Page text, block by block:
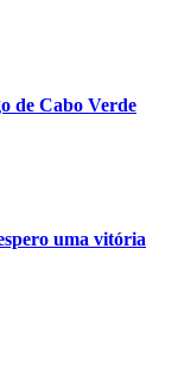
de Cabo Verde
uma vitória